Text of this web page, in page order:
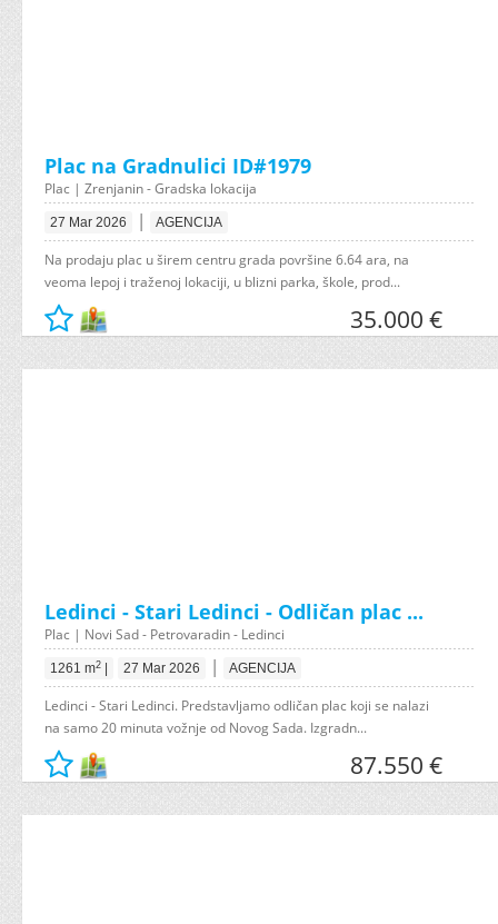
Plac na Gradnulici ID#1979
Plac | Zrenjanin - Gradska lokacija
27 Mar 2026 | AGENCIJA
Na prodaju plac u širem centru grada površine 6.64 ara, na
veoma lepoj i traženoj lokaciji, u blizni parka, škole, prod...
35.000 €
Ledinci - Stari Ledinci - Odličan plac ...
Plac | Novi Sad - Petrovaradin - Ledinci
1261 m2 27 Mar 2026 | AGENCIJA
Ledinci - Stari Ledinci. Predstavljamo odličan plac koji se nalazi
na samo 20 minuta vožnje od Novog Sada. Izgradn...
87.550 €